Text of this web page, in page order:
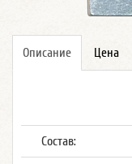
Описание Цена
Состав: